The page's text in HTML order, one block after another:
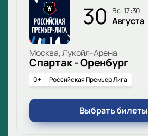
30 вс, 17:30
Августа
Москва, Лукойл-Арена
Спартак - Оренбург
0+ Российская Премьер Лига
Выбрать билеты